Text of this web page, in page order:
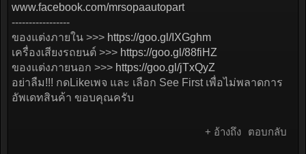
www.facebook.com/mrsopaautopart
-----------------
ของแต่งภายใน >>> https://goo.gl/IXGghm
เครื่องเสียงรถยนต์ >>> https://goo.gl/88fiHZ
ของแต่งภายนอก >>> https://goo.gl/jTxQyZ
อย่าลืม!!! กดLikeเพจ และ เลือก See First เพื่อไม่พลาดการ
อัพเดทสินค้า ขอบคุณครับ
+ อ้างถึง ตอบกลับ